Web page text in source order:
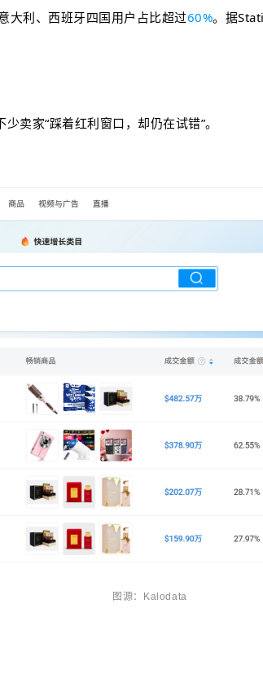
大利、西班牙四国用户占比超过60%。据
卖家“踩着红利窗口，却仍在试错”。
图源：Kalodata